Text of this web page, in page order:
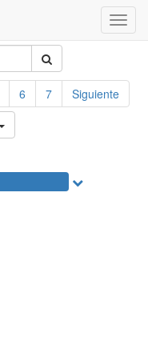
Menú
de
6 7
Siguiente